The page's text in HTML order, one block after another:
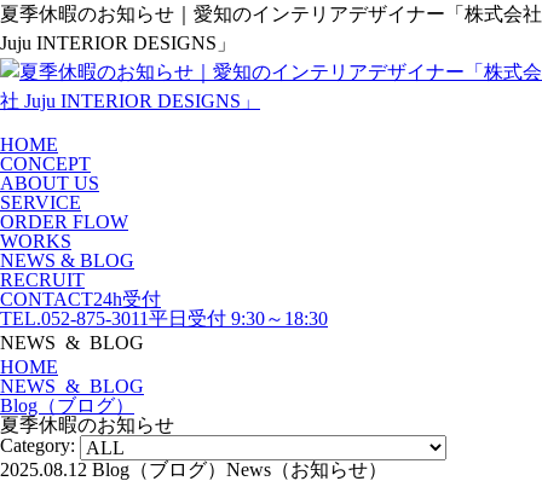
夏季休暇のお知らせ｜愛知のインテリアデザイナー「株式会社
Juju INTERIOR DESIGNS」
HOME
CONCEPT
ABOUT US
SERVICE
ORDER FLOW
WORKS
NEWS & BLOG
RECRUIT
CONTACT24h受付
TEL.052-875-3011平日受付 9:30～18:30
NEWS & BLOG
HOME
NEWS & BLOG
Blog（ブログ）
夏季休暇のお知らせ
Category:
2025.08.12 Blog（ブログ） News（お知らせ）